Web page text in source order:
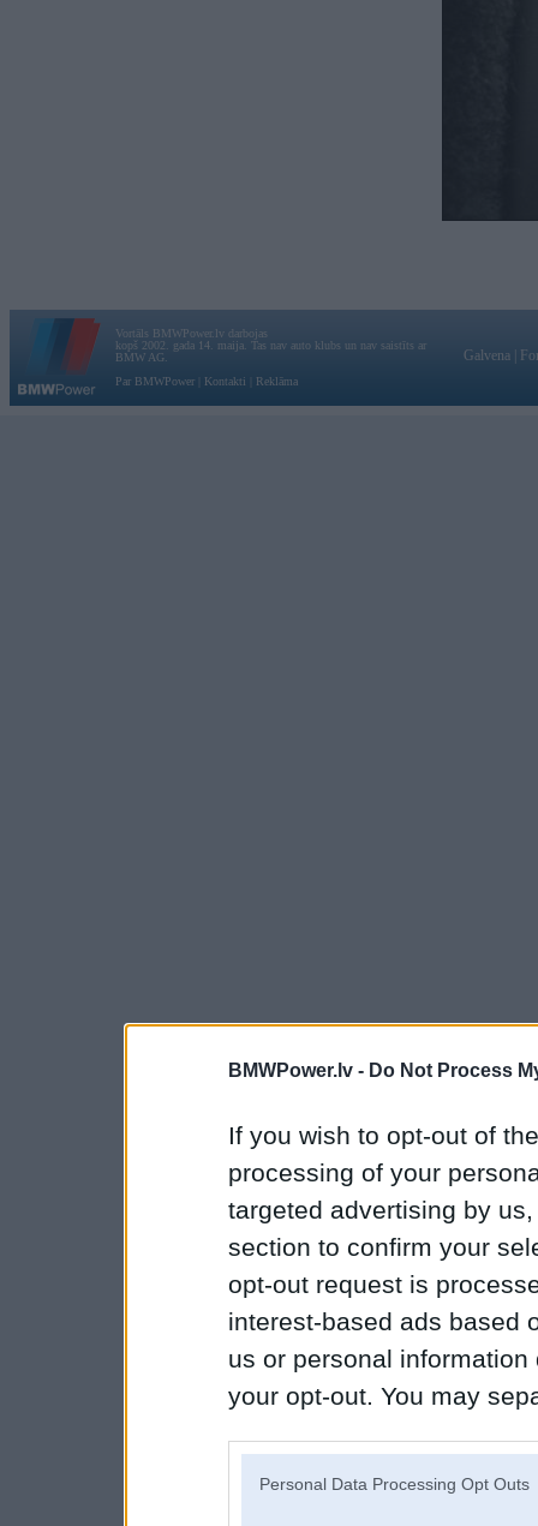
BMWPower.lv - Do Not Process
If you wish to opt-out of
processing of your
targeted advertising by
section to confirm your
opt-out request is
interest-based ads based
us or personal
your opt-out. You may
Personal Data Processing Opt Outs
Vortāls BMWPower.lv darbojas
kopš 2002. gada 14. maija. Tas nav auto klubs un nav saistīts ar
BMW AG.
Par BMWPower
Kontakti Reklāma
Galvena